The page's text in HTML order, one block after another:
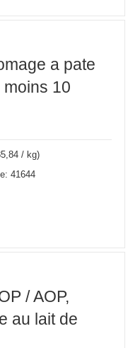
a pate
10
/ kg)
41644
/ AOP,
au lait de